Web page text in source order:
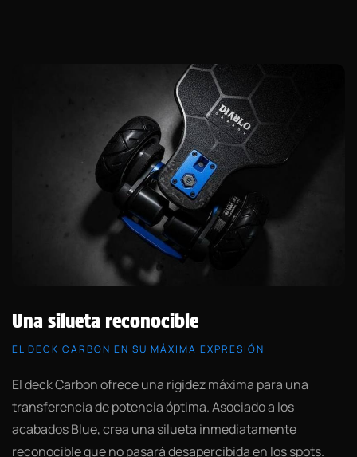
Una silueta reconocible
EL DECK CARBON EN SU MÁXIMA EXPRESIÓN
El deck Carbon ofrece una rigidez máxima para una
transferencia de potencia óptima. Asociado a los
acabados Blue, crea una silueta inmediatamente
reconocible que no pasará desapercibida en los spots.